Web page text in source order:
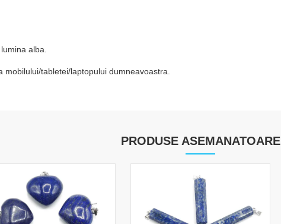
alba.
tabletei/laptopului dumneavoastra.
PRODUSE ASEMANATOARE